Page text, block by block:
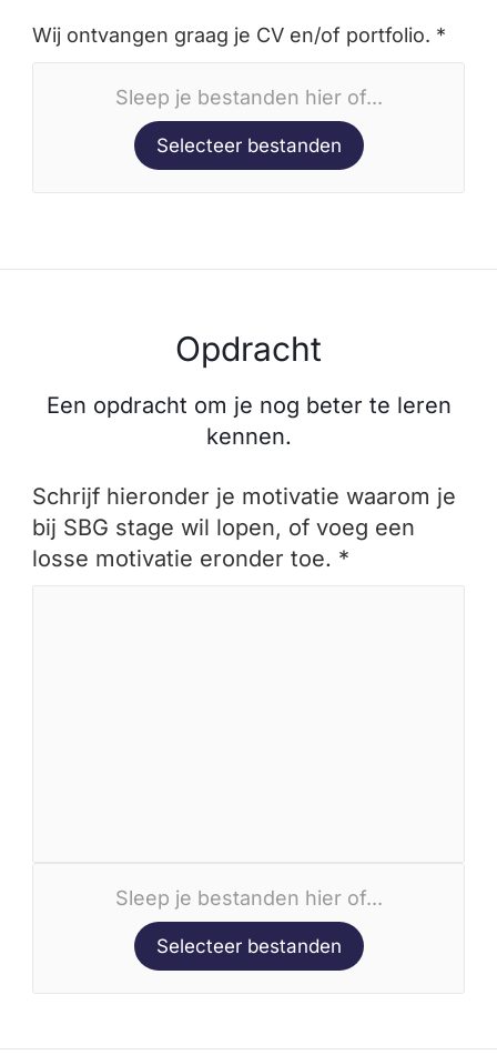
Wij ontvangen graag je CV en/of portfolio. *
Sleep je bestanden hier of...
Selecteer bestanden
Opdracht
Een opdracht om je nog beter te leren
kennen.
Schrijf hieronder je motivatie waarom je
bij SBG stage wil lopen, of voeg een
losse motivatie eronder toe. *
Sleep je bestanden hier of...
Selecteer bestanden